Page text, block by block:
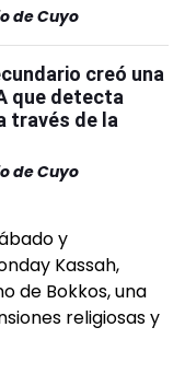
de Cuyo
creó una
que detecta
través de la
de Cuyo
y
Kassah,
de Bokkos, una
religiosas y